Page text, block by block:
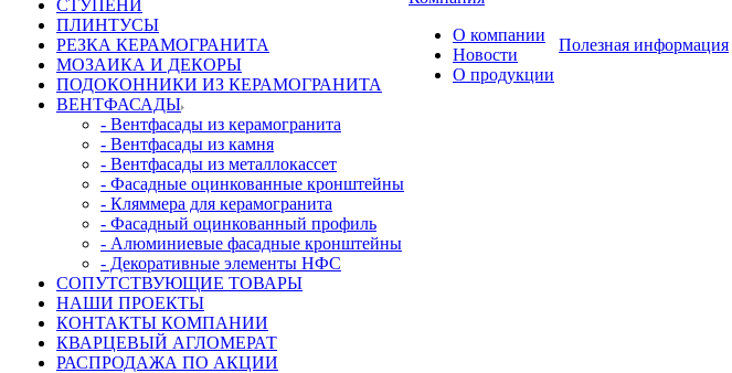
СТУПЕНИ
ПЛИНТУСЫ
РЕЗКА КЕРАМОГРАНИТА
МОЗАИКА И ДЕКОРЫ
ПОДОКОННИКИ ИЗ КЕРАМОГРАНИТА
ВЕНТФАСАДЫ
- Вентфасады из керамогранита
- Вентфасады из камня
- Вентфасады из металлокассет
- Фасадные оцинкованные кронштейны
- Кляммера для керамогранита
- Фасадный оцинкованный профиль
- Алюминиевые фасадные кронштейны
- Декоративные элементы НФС
СОПУТСТВУЮЩИЕ ТОВАРЫ
НАШИ ПРОЕКТЫ
КОНТАКТЫ КОМПАНИИ
КВАРЦЕВЫЙ АГЛОМЕРАТ
РАСПРОДАЖА ПО АКЦИИ
О компании
Новости
О продукции
Полезная информация